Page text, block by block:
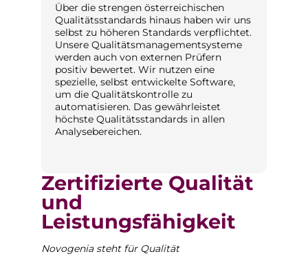
Über die strengen österreichischen
Qualitätsstandards hinaus haben wir uns
selbst zu höheren Standards verpflichtet.
Unsere Qualitätsmanagementsysteme
werden auch von externen Prüfern
positiv bewertet. Wir nutzen eine
spezielle, selbst entwickelte Software,
um die Qualitätskontrolle zu
automatisieren. Das gewährleistet
höchste Qualitätsstandards in allen
Analysebereichen.
Zertifizierte Qualität
und
Leistungsfähigkeit
Novogenia steht für Qualität